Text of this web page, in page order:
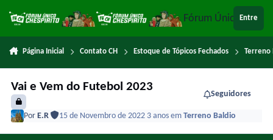
Fórum ÚnicoEntre
Página Inicial Contato CH Estoque de Tópicos Fechados
Vai e Vem do Futebol 2023
Seguidores
PorE.R 15 de Novembro de 2022 3 anosemTerreno Baldio